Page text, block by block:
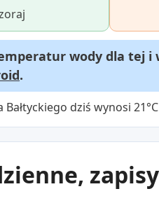
wody dla tej i
.
dziś wynosi